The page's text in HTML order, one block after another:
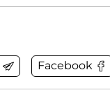
Facebook